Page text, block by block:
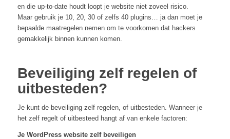
en die up-to-date houdt loopt je website niet zoveel risico.
Maar gebruik je 10, 20, 30 of zelfs 40 plugins… ja dan moet je
bepaalde maatregelen nemen om te voorkomen dat hackers
gemakkelijk binnen kunnen komen.
Beveiliging zelf regelen of
uitbesteden?
Je kunt de beveiliging zelf regelen, of uitbesteden. Wanneer je
het zelf regelt of uitbesteed hangt af van enkele factoren:
Je WordPress website zelf beveiligen